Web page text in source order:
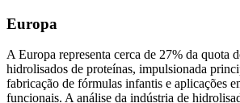
Europa
A Europa representa cerca de 27% da quota
hidrolisados ​​de proteínas, impulsionada
fabricação de fórmulas infantis e aplicações
funcionais. A análise da indústria de